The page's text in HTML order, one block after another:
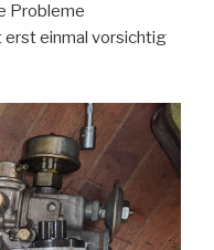
Probleme
erst einmal vorsichtig